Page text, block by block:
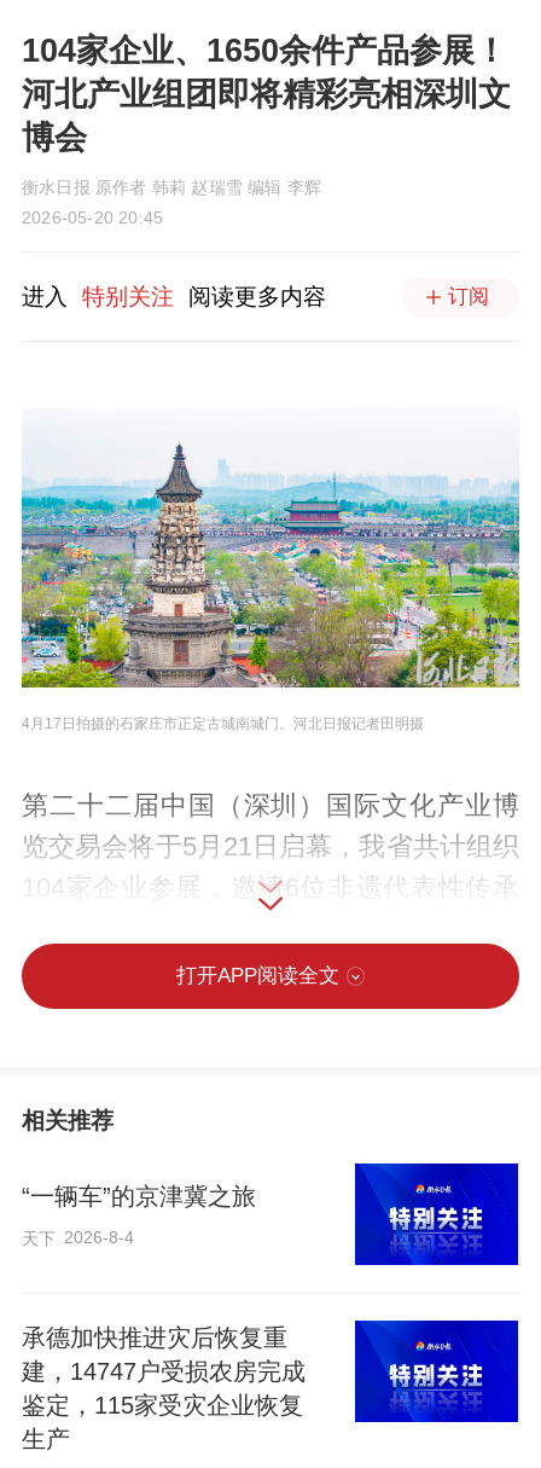
104家企业、1650余件产品参展！
河北产业组团即将精彩亮相深圳文
博会
衡水日报 原作者 韩莉 赵瑞雪 编辑 李辉
2026-05-20 20:45
进入 特别关注 阅读更多内容 订阅
4月17日拍摄的石家庄市正定古城南城门。河北日报记者田明摄
第二十二届中国（深圳）国际文化产业博
览交易会将于5月21日启幕，我省共计组织
104家企业参展，邀请6位非遗代表性传承
以“文华燕赵·智启未来”为主题，河北产业
组团展示突出AI全场景应用，以河北厚重
位展现美丽河北、文化河北、科技河北。
立足“全国领先、河北唯一”定位，本届深圳
文博会河北集中梳理了全省文化产业发展
区、正定古城等国内独有、具有河北代表
性的地域文化，以及在全国排名前列的文
化产业集群。强化科技性、突出新业态，
打开APP阅读全文
相关推荐
“一辆车”的京津冀之旅
天下 2026-8-4
承德加快推进灾后恢复重
建，14747户受损农房完成
鉴定，115家受灾企业恢复
生产